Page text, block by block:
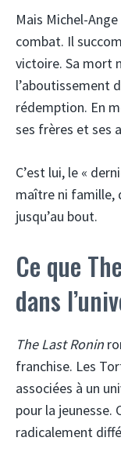
Mais Michel-
combat. Il
victoire. Sa mort
l’aboutissement
rédemption. En
ses frères et ses
C’est lui, le «
maître ni famille,
jusqu’au bout.
Ce que
dans
The Last Ronin
franchise. Les
associées à un
pour la jeunesse.
radicalement